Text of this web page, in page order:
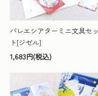
バレエシアターミニ文具セッ
ト[ジゼル]
1,683円(税込)